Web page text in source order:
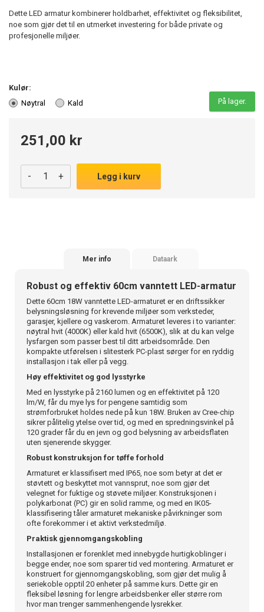
Dette LED armatur kombinerer holdbarhet, effektivitet og fleksibilitet,
noe som gjør det til en utmerket investering for både private og
profesjonelle miljøer.
Kulør:
Nøytral
Kald På lager.
251,00 kr
- + Legg i kurv
Mer info Dataark
Robust og effektiv 60cm vanntett LED-armatur
Dette 60cm 18W vanntette LED-armaturet er en driftssikker
belysningsløsning for krevende miljøer som verksteder,
garasjer, kjellere og vaskerom. Armaturet leveres i to varianter:
nøytral hvit (4000K) eller kald hvit (6500K), slik at du kan velge
lysfargen som passer best til ditt arbeidsområde. Den
kompakte utførelsen i slitesterk PC-plast sørger for en ryddig
installasjon i tak eller på vegg.
Høy effektivitet og god lysstyrke
Med en lysstyrke på 2160 lumen og en effektivitet på 120
lm/W, får du mye lys for pengene samtidig som
strømforbruket holdes nede på kun 18W. Bruken av Cree-chip
sikrer pålitelig ytelse over tid, og med en spredningsvinkel på
120 grader får du en jevn og god belysning av arbeidsflaten
uten sjenerende skygger.
Robust konstruksjon for tøffe forhold
Armaturet er klassifisert med IP65, noe som betyr at det er
støvtett og beskyttet mot vannsprut, noe som gjør det
velegnet for fuktige og støvete miljøer. Konstruksjonen i
polykarbonat (PC) gir en solid ramme, og med en IK05-
klassifisering tåler armaturet mekaniske påvirkninger som
ofte forekommer i et aktivt verkstedmiljø.
Praktisk gjennomgangskobling
Installasjonen er forenklet med innebygde hurtigkoblinger i
begge ender, noe som sparer tid ved montering. Armaturet er
konstruert for gjennomgangskobling, som gjør det mulig å
seriekoble opptil 20 enheter på samme kurs. Dette gir en
fleksibel løsning for lengre arbeidsbenker eller større rom
hvor man trenger sammenhengende lysrekker.